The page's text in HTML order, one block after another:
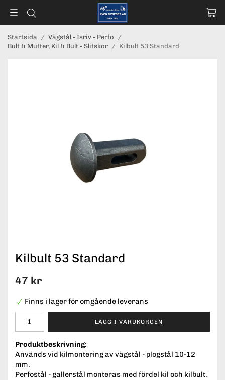
Startsida / Vägstål - Isriv - Perfo /
Bult & Mutter, Kil & Bult - Slitskor / Kilbult 53 Standard
Kilbult 53 Standard
47 kr
Finns i lager för omgående leverans
LÄGG I VARUKORGEN
Produktbeskrivning:
Används vid kilmontering av vägstål - plogstål 10-12
mm.
Perfostål - gallerstål monteras med fördel kil och kilbult.